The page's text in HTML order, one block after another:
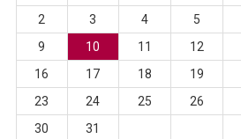
2
3 4 5
9
10 11 12
16
17 18 19
23
24 25 26
30
31